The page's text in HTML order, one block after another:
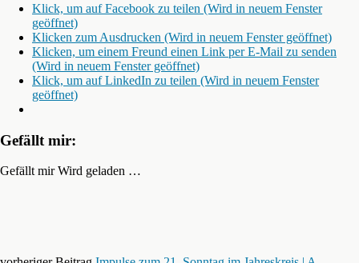
Klick, um auf Facebook zu teilen (Wird in neuem Fenster
geöffnet)
Klicken zum Ausdrucken (Wird in neuem Fenster geöffnet)
Klicken, um einem Freund einen Link per E-Mail zu senden
(Wird in neuem Fenster geöffnet)
Klick, um auf LinkedIn zu teilen (Wird in neuem Fenster
geöffnet)
Gefällt mir:
Gefällt mir Wird geladen …